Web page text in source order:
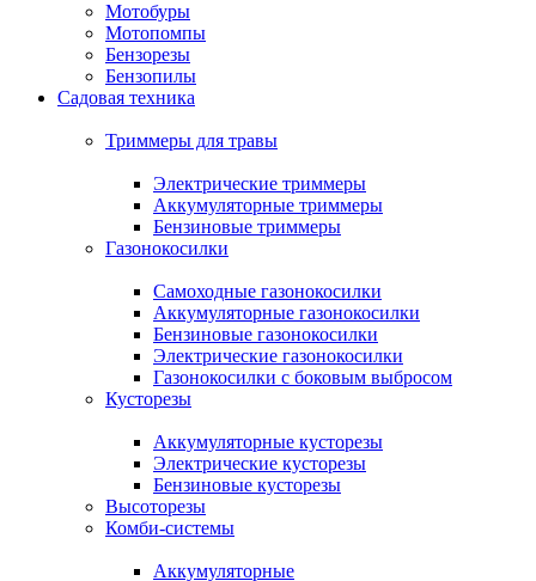
Мотобуры
Мотопомпы
Бензорезы
Бензопилы
Садовая техника
Триммеры для травы
Электрические триммеры
Аккумуляторные триммеры
Бензиновые триммеры
Газонокосилки
Самоходные газонокосилки
Аккумуляторные газонокосилки
Бензиновые газонокосилки
Электрические газонокосилки
Газонокосилки с боковым выбросом
Кусторезы
Аккумуляторные кусторезы
Электрические кусторезы
Бензиновые кусторезы
Высоторезы
Комби-системы
Аккумуляторные